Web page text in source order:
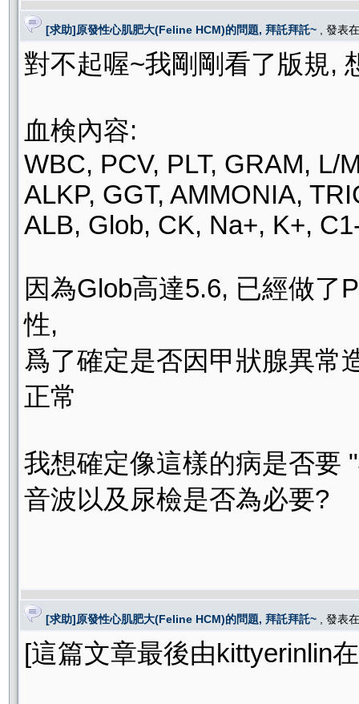
[求助]原發性心肌肥大(Feline HCM)的問題, 拜託拜託~ , 發表
對不起喔~我剛剛看了版規,
血検內容:
WBC, PCV, PLT, GRAM, L/
ALKP, GGT, AMMONIA,
ALB, Glob, CK, Na+, K+,
因為Glob高達5.6, 已經做了
性,
爲了確定是否因甲狀腺異常
正常
我想確定像這樣的病是否要
音波以及尿檢是否為必要?
[求助]原發性心肌肥大(Feline HCM)的問題, 拜託拜託~ , 發表
[這篇文章最後由kittyerinlin